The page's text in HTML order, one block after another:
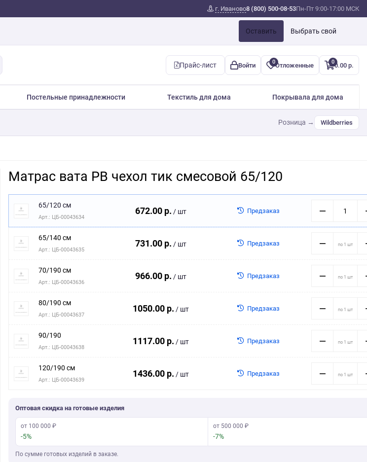
г. Иваново8 (800) 500-08-53Пн-Пт 9:00-17:00 МСК
Оставить Выбрать свой
Прайс-лист Войти 0Отложенные 00.00 р.
Постельные принадлежности Текстиль для дома Покрывала для дома
Розница → Wildberries
Матрас вата РВ чехол тик смесовой 65/120
65/120 см
Арт.: ЦБ-00043634
672.00 р. / шт Предзаказ
65/140 см
Арт.: ЦБ-00043635
731.00 р. / шт Предзаказ
70/190 см
Арт.: ЦБ-00043636
966.00 р. / шт Предзаказ
80/190 см
Арт.: ЦБ-00043637
1050.00 р. / шт Предзаказ
90/190
Арт.: ЦБ-00043638
1117.00 р. / шт Предзаказ
120/190 см
Арт.: ЦБ-00043639
1436.00 р. / шт Предзаказ
Оптовая скидка на готовые изделия
от 100 000 ₽
-5%
от 500 000 ₽
-7%
По сумме готовых изделий в заказе.